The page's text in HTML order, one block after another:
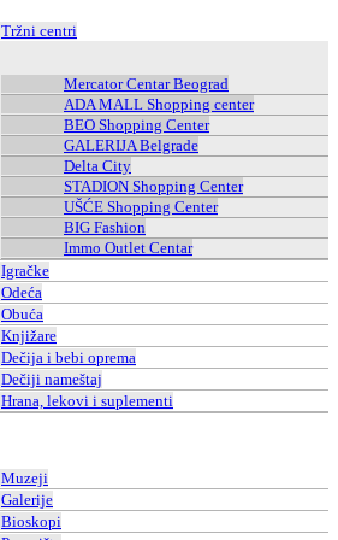
Tržni centri
Mercator Centar Beograd
ADA MALL Shopping center
BEO Shopping Center
GALERIJA Belgrade
Delta City
STADION Shopping Center
UŠĆE Shopping Center
BIG Fashion
Immo Outlet Centar
Igračke
Odeća
Obuća
Knjižare
Dečija i bebi oprema
Dečiji nameštaj
Hrana, lekovi i suplementi
Muzeji
Galerije
Bioskopi